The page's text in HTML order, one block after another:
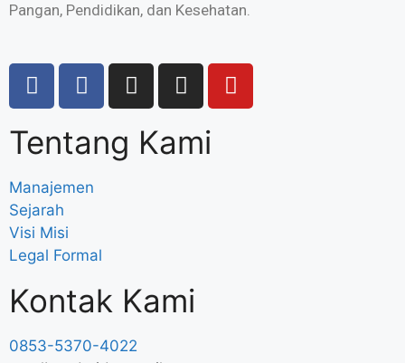
Pangan, Pendidikan, dan Kesehatan.
Tentang Kami
Manajemen
Sejarah
Visi Misi
Legal Formal
Kontak Kami
0853-5370-4022